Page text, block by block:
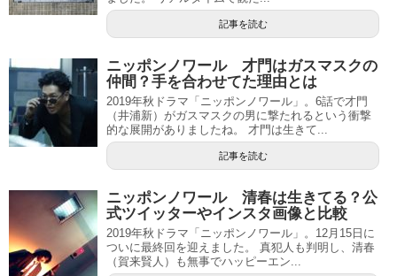
記事を読む
ニッポンノワール 才門はガスマスクの
仲間？手を合わせてた理由とは
2019年秋ドラマ「ニッポンノワール」。6話で才門
（井浦新）がガスマスクの男に撃たれるという衝撃
的な展開がありましたね。 才門は生きて...
記事を読む
ニッポンノワール 清春は生きてる？公
式ツイッターやインスタ画像と比較
2019年秋ドラマ「ニッポンノワール」。12月15日に
ついに最終回を迎えました。 真犯人も判明し、清春
（賀来賢人）も無事でハッピーエン...